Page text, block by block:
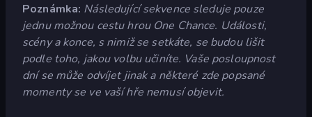
Poznámka: Následující sekvence sleduje pouze
jednu možnou cestu hrou One Chance. Události,
scény a konce, s nimiž se setkáte, se budou lišit
podle toho, jakou volbu učiníte. Vaše posloupnost
dní se může odvíjet jinak a některé zde popsané
momenty se ve vaší hře nemusí objevit.